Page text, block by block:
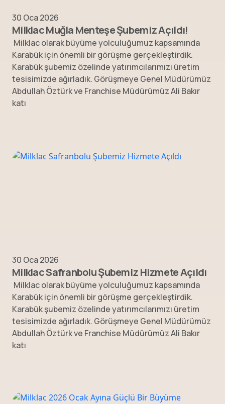
30 Oca 2026
Milklac Muğla Menteşe Şubemiz Açıldı!
Milklac olarak büyüme yolculuğumuz kapsamında
Karabük için önemli bir görüşme gerçekleştirdik.
Karabük şubemiz özelinde yatırımcılarımızı üretim
tesisimizde ağırladık. Görüşmeye Genel Müdürümüz
Abdullah Öztürk ve Franchise Müdürümüz Ali Bakır
katı
30 Oca 2026
Milklac Safranbolu Şubemiz Hizmete Açıldı
Milklac olarak büyüme yolculuğumuz kapsamında
Karabük için önemli bir görüşme gerçekleştirdik.
Karabük şubemiz özelinde yatırımcılarımızı üretim
tesisimizde ağırladık. Görüşmeye Genel Müdürümüz
Abdullah Öztürk ve Franchise Müdürümüz Ali Bakır
katı